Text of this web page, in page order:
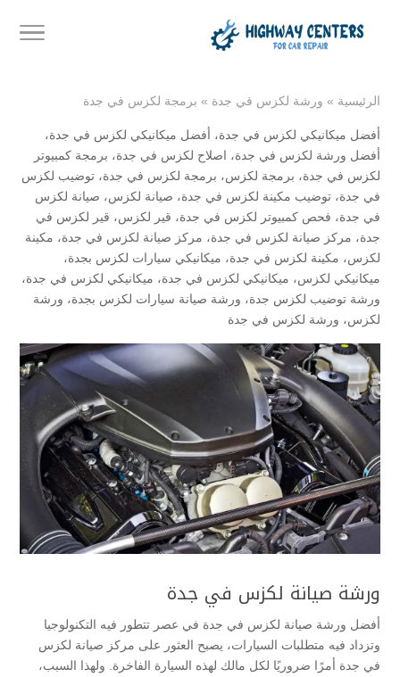
الرئيسية » ورشة لكزس في جدة » برمجة لكزس في جدة
أفضل ميكانيكي لكزس في جدة، أفضل ميكانيكي لكزس في جدة،
أفضل ورشة لكزس في جدة، اصلاح لكزس في جدة، برمجة كمبيوتر
لكزس في جدة، برمجة لكزس، برمجة لكزس في جدة، توضيب لكزس
في جدة، توضيب مكينة لكزس في جدة، صيانة لكزس، صيانة لكزس
في جدة، فحص كمبيوتر لكزس في جدة، قير لكزس، قير لكزس في
جدة، مركز صيانة لكزس في جدة، مركز صيانة لكزس في جدة، مكينة
لكزس، مكينة لكزس في جدة، ميكانيكي سيارات لكزس بجدة،
ميكانيكي لكزس، ميكانيكي لكزس في جدة، ميكانيكي لكزس في جدة،
ورشة توضيب لكزس جدة، ورشة صيانة سيارات لكزس بجدة، ورشة
لكزس، ورشة لكزس في جدة
ورشة صيانة لكزس في جدة
أفضل ورشة صيانة لكزس في جدة في عصر تتطور فيه التكنولوجيا
وتزداد فيه متطلبات السيارات، يصبح العثور على مركز صيانة لكزس
في جدة أمرًا ضروريًا لكل مالك لهذه السيارة الفاخرة. ولهذا السبب،